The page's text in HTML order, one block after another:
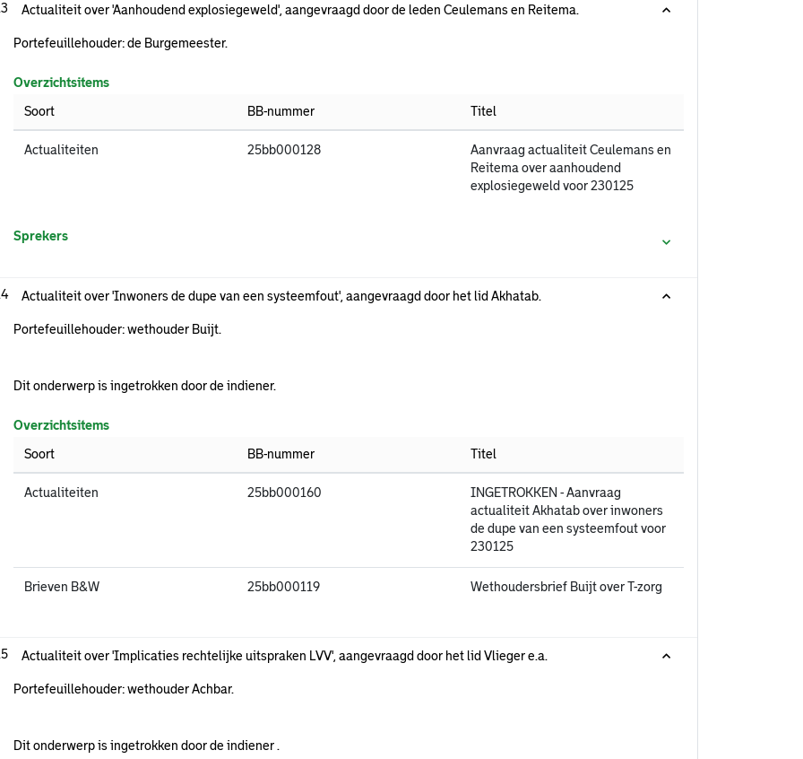
Actualiteit over 'Aanhoudend explosiegeweld', aangevraagd door de leden Ceulemans en Reitema.
Portefeuillehouder: de Burgemeester.
Overzichtsitems
Soort
BB-nummer Titel
Actualiteiten 25bb000128
Aanvraag actualiteit Ceulemans en
Reitema over aanhoudend
explosiegeweld voor 230125
Sprekers
Actualiteit over 'Inwoners de dupe van een systeemfout', aangevraagd door het lid Akhatab.
Portefeuillehouder: wethouder Buijt.
Dit onderwerp is ingetrokken door de indiener.
Overzichtsitems
Soort
BB-nummer Titel
Actualiteiten 25bb000160
INGETROKKEN - Aanvraag
actualiteit Akhatab over inwoners
de dupe van een systeemfout voor
230125
Brieven B&W 25bb000119 Wethoudersbrief Buijt over T-zorg
Actualiteit over 'Implicaties rechtelijke uitspraken LVV', aangevraagd door het lid Vlieger e.a.
Portefeuillehouder: wethouder Achbar.
Dit onderwerp is ingetrokken door de indiener .